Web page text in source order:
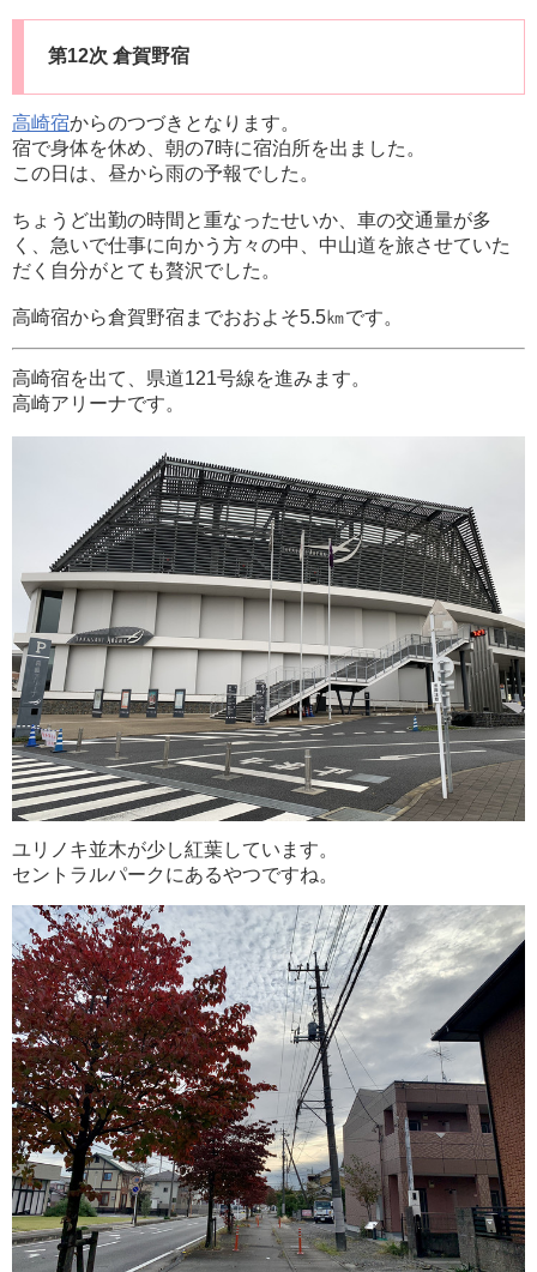
第12次 倉賀野宿
高崎宿からのつづきとなります。
宿で身体を休め、朝の7時に宿泊所を出ました。
この日は、昼から雨の予報でした。
ちょうど出勤の時間と重なったせいか、車の交通量が多
く、急いで仕事に向かう方々の中、中山道を旅させていた
だく自分がとても贅沢でした。
高崎宿から倉賀野宿までおおよそ5.5㎞です。
高崎宿を出て、県道121号線を進みます。
高崎アリーナです。
ユリノキ並木が少し紅葉しています。
セントラルパークにあるやつですね。